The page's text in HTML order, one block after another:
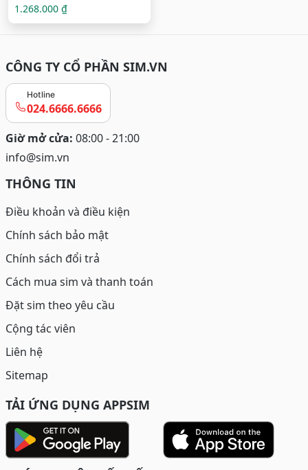
1.268.000 ₫
CÔNG TY CỔ PHẦN SIM.VN
Hotline
024.6666.6666
Giờ mở cửa: 08:00 - 21:00
info@sim.vn
THÔNG TIN
Điều khoản và điều kiện
Chính sách bảo mật
Chính sách đổi trả
Cách mua sim và thanh toán
Đặt sim theo yêu cầu
Cộng tác viên
Liên hệ
Sitemap
TẢI ỨNG DỤNG APPSIM